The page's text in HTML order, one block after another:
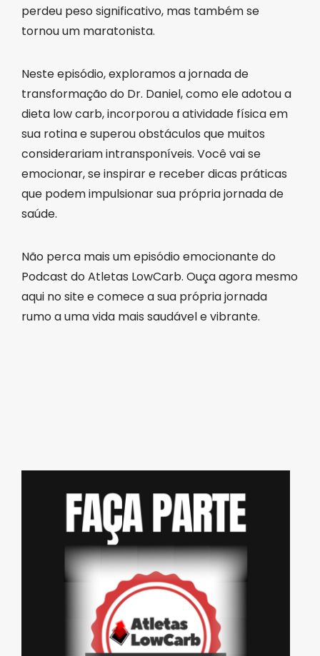
perdeu peso significativo, mas também se
tornou um maratonista.
Neste episódio, exploramos a jornada de
transformação do Dr. Daniel, como ele adotou a
dieta low carb, incorporou a atividade física em
sua rotina e superou obstáculos que muitos
considerariam intransponíveis. Você vai se
emocionar, se inspirar e receber dicas práticas
que podem impulsionar sua própria jornada de
saúde.
Não perca mais um episódio emocionante do
Podcast do Atletas LowCarb. Ouça agora mesmo
aqui no site e comece a sua própria jornada
rumo a uma vida mais saudável e vibrante.